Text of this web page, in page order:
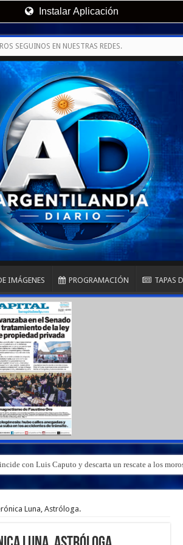
Instalar Aplicación
SEGUINOS EN NUESTRAS REDES.
IMÁGENES PROGRAMACIÓN TAPAS
con Luis Caputo y descarta un rescate a los
Luna, Astróloga.